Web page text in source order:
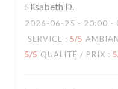
Elisabeth D
2026-06-25 - 20:00 -
SERVICE : 5/5
5/5 QUALITÉ / PRIX : 5